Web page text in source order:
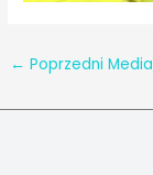
← Poprzedni Media